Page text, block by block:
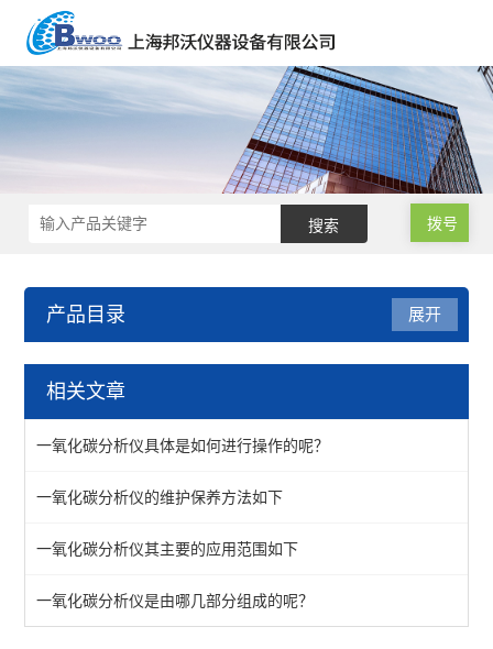
拨号
产品目录
气体检测仪
展开
相关文章
一氧化碳分析仪具体是如何进行操作的呢？
一氧化碳分析仪的维护保养方法如下
一氧化碳分析仪其主要的应用范围如下
一氧化碳分析仪是由哪几部分组成的呢？